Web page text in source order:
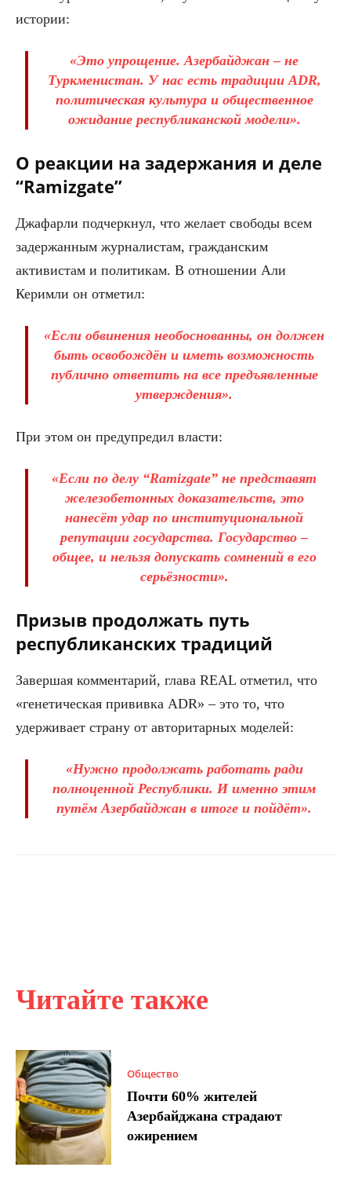
Читайте также
Общество
Почти 60% жителей
Азербайджана страдают
ожирением
истории:
«Это упрощение. Азербайджан – не
Туркменистан. У нас есть традиции ADR,
политическая культура и общественное
ожидание республиканской модели».
О реакции на задержания и деле
“Ramizgate”
Джафарли подчеркнул, что желает свободы всем
задержанным журналистам, гражданским
активистам и политикам. В отношении Али
Керимли он отметил:
«Если обвинения необоснованны, он должен
быть освобождён и иметь возможность
публично ответить на все предъявленные
утверждения».
При этом он предупредил власти:
«Если по делу “Ramizgate” не представят
железобетонных доказательств, это
нанесёт удар по институциональной
репутации государства. Государство –
общее, и нельзя допускать сомнений в его
серьёзности».
Призыв продолжать путь
республиканских традиций
Завершая комментарий, глава REAL отметил, что
«генетическая прививка ADR» – это то, что
удерживает страну от авторитарных моделей:
«Нужно продолжать работать ради
полноценной Республики. И именно этим
путём Азербайджан в итоге и пойдёт».